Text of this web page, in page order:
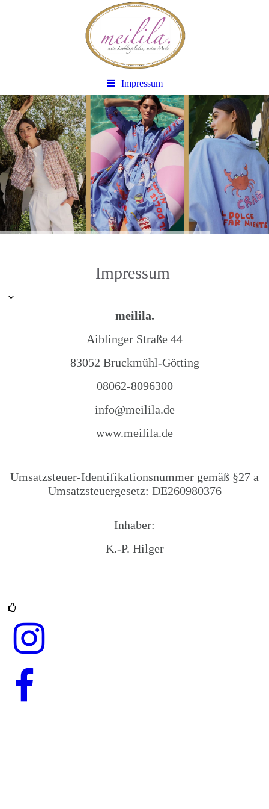
Impressum
Impressum
meilila.
Aiblinger Straße 44
83052 Bruckmühl-Götting
08062-8096300
info@meilila.de
www.meilila.de
Umsatzsteuer-Identifikationsnummer gemäß §27 a
Umsatzsteuergesetz: DE260980376
Inhaber:
K.-P. Hilger